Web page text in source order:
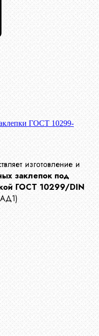
ГОСТ 10299-
изготовление и
заклепок под
ГОСТ 10299/DIN